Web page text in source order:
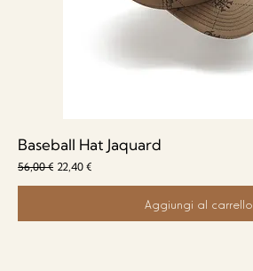
Baseball Hat Jaquard
Prezzo regolare
56,00 € Prezzo scontato
22,40 €
Aggiungi al carrello